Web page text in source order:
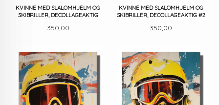
KVINNE MED SLALOMHJELM OG
SKIBRILLER, DECOLLAGEAKTIG
Pris
350,00
KVINNE MED SLALOMHJELM OG
SKIBRILLER, DECOLLAGEAKTIG #2
Pris
350,00